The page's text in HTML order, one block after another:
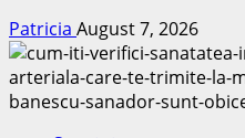
Patricia August 7, 2026